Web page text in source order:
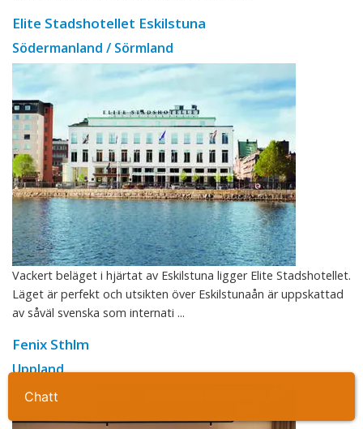
Ta kontakt
Elite Stadshotellet Eskilstuna
Södermanland / Sörmland
Vackert beläget i hjärtat av Eskilstuna ligger Elite Stadshotellet.
Läget är perfekt och utsikten över Eskilstunaån är uppskattad
av såväl svenska som internati ...
Fenix Sthlm
Uppland